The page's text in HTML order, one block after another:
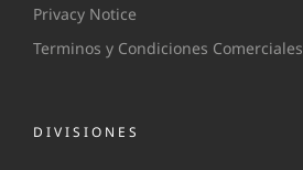
Privacy Notice
Terminos y Condiciones Comerciales
DIVISIONES